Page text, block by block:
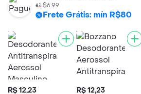
$6.99
Frete Grátis: mín R$80
R$ 12,23 R$ 12,23